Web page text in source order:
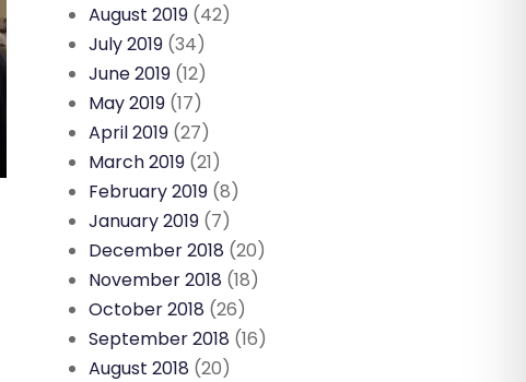
August 2019 (42)
July 2019 (34)
June 2019 (12)
May 2019 (17)
April 2019 (27)
March 2019 (21)
February 2019 (8)
January 2019 (7)
December 2018 (20)
November 2018 (18)
October 2018 (26)
September 2018 (16)
August 2018 (20)